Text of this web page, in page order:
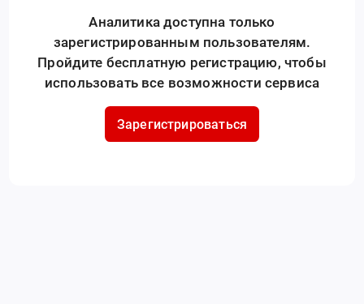
Аналитика доступна только
зарегистрированным пользователям.
Пройдите бесплатную регистрацию, чтобы
использовать все возможности сервиса
Зарегистрироваться